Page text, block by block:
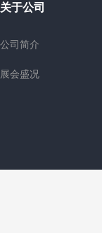
关于公司
公司简介
展会盛况